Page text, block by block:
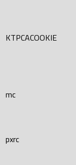
KTPCACOOKIE
mc
pxrc